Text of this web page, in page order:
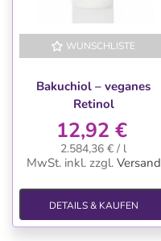
WUNSCHLISTE
Bakuchiol – veganes
Retinol
12,92 €
2.584,36 € / l
MwSt. inkl. zzgl. Versand
DETAILS & KAUFEN